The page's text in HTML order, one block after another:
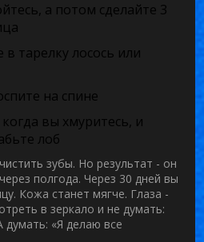
а потом сделайте 3
тарелку лосось или
на спине
вы хмуритесь, и
лоб
зубы. Но результат - он
полгода. Через 30 дней вы
Кожа станет мягче. Глаза -
в зеркало и не думать:
«Я делаю все